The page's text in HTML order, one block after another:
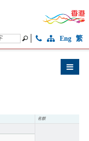
Eng 繁
名额